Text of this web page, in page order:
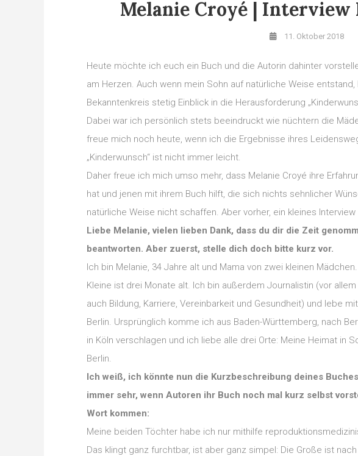
Melanie Croyé |
11. Oktober 2018
Heute möchte ich euch ein Buch und die Autorin dahinter
am Herzen. Auch wenn mein Sohn auf natürliche Weise
Bekanntenkreis stetig Einblick in die Herausforderung
Dabei war ich persönlich stets beeindruckt wie nüchtern die
freue mich noch heute, wenn ich die Ergebnisse ihres
„Kinderwunsch“ ist nicht immer leicht.
Daher freue ich mich umso mehr, dass Melanie Croyé ihre
hat und jenen mit ihrem Buch hilft, die sich nichts sehnlicher
natürliche Weise nicht schaffen. Aber vorher, ein kleines
Liebe Melanie, vielen lieben Dank, dass du dir die Zeit
beantworten. Aber zuerst, stelle dich doch bitte kurz vor.
Ich bin Melanie, 34 Jahre alt und Mama von zwei kleinen
Kleine ist drei Monate alt. Ich bin außerdem Journalistin (vor
auch Bildung, Karriere, Vereinbarkeit und Gesundheit) und lebe
Berlin. Ursprünglich komme ich aus Baden-Württemberg, nach
in Köln verschlagen und ich liebe alle drei Orte: Meine Heimat in
Berlin.
Ich weiß, ich könnte nun die Kurzbeschreibung deines
immer sehr, wenn Autoren ihr Buch noch mal kurz selbst
Wort kommen:
Meine beiden Töchter habe ich nur mithilfe
Das klingt ganz furchtbar, ist aber ganz simpel: Die Große ist